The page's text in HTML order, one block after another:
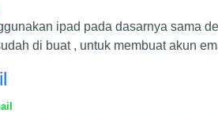
ipad pada dasarnya sama
di buat , untuk membuat akun